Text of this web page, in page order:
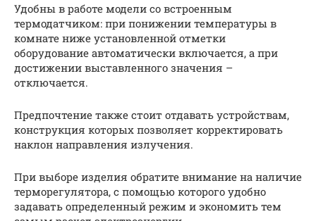
Удобны в работе модели со встроенным
термодатчиком: при понижении температуры в
комнате ниже установленной отметки
оборудование автоматически включается, а при
достижении выставленного значения –
отключается.
Предпочтение также стоит отдавать устройствам,
конструкция которых позволяет корректировать
наклон направления излучения.
При выборе изделия обратите внимание на наличие
терморегулятора, с помощью которого удобно
задавать определенный режим и экономить тем